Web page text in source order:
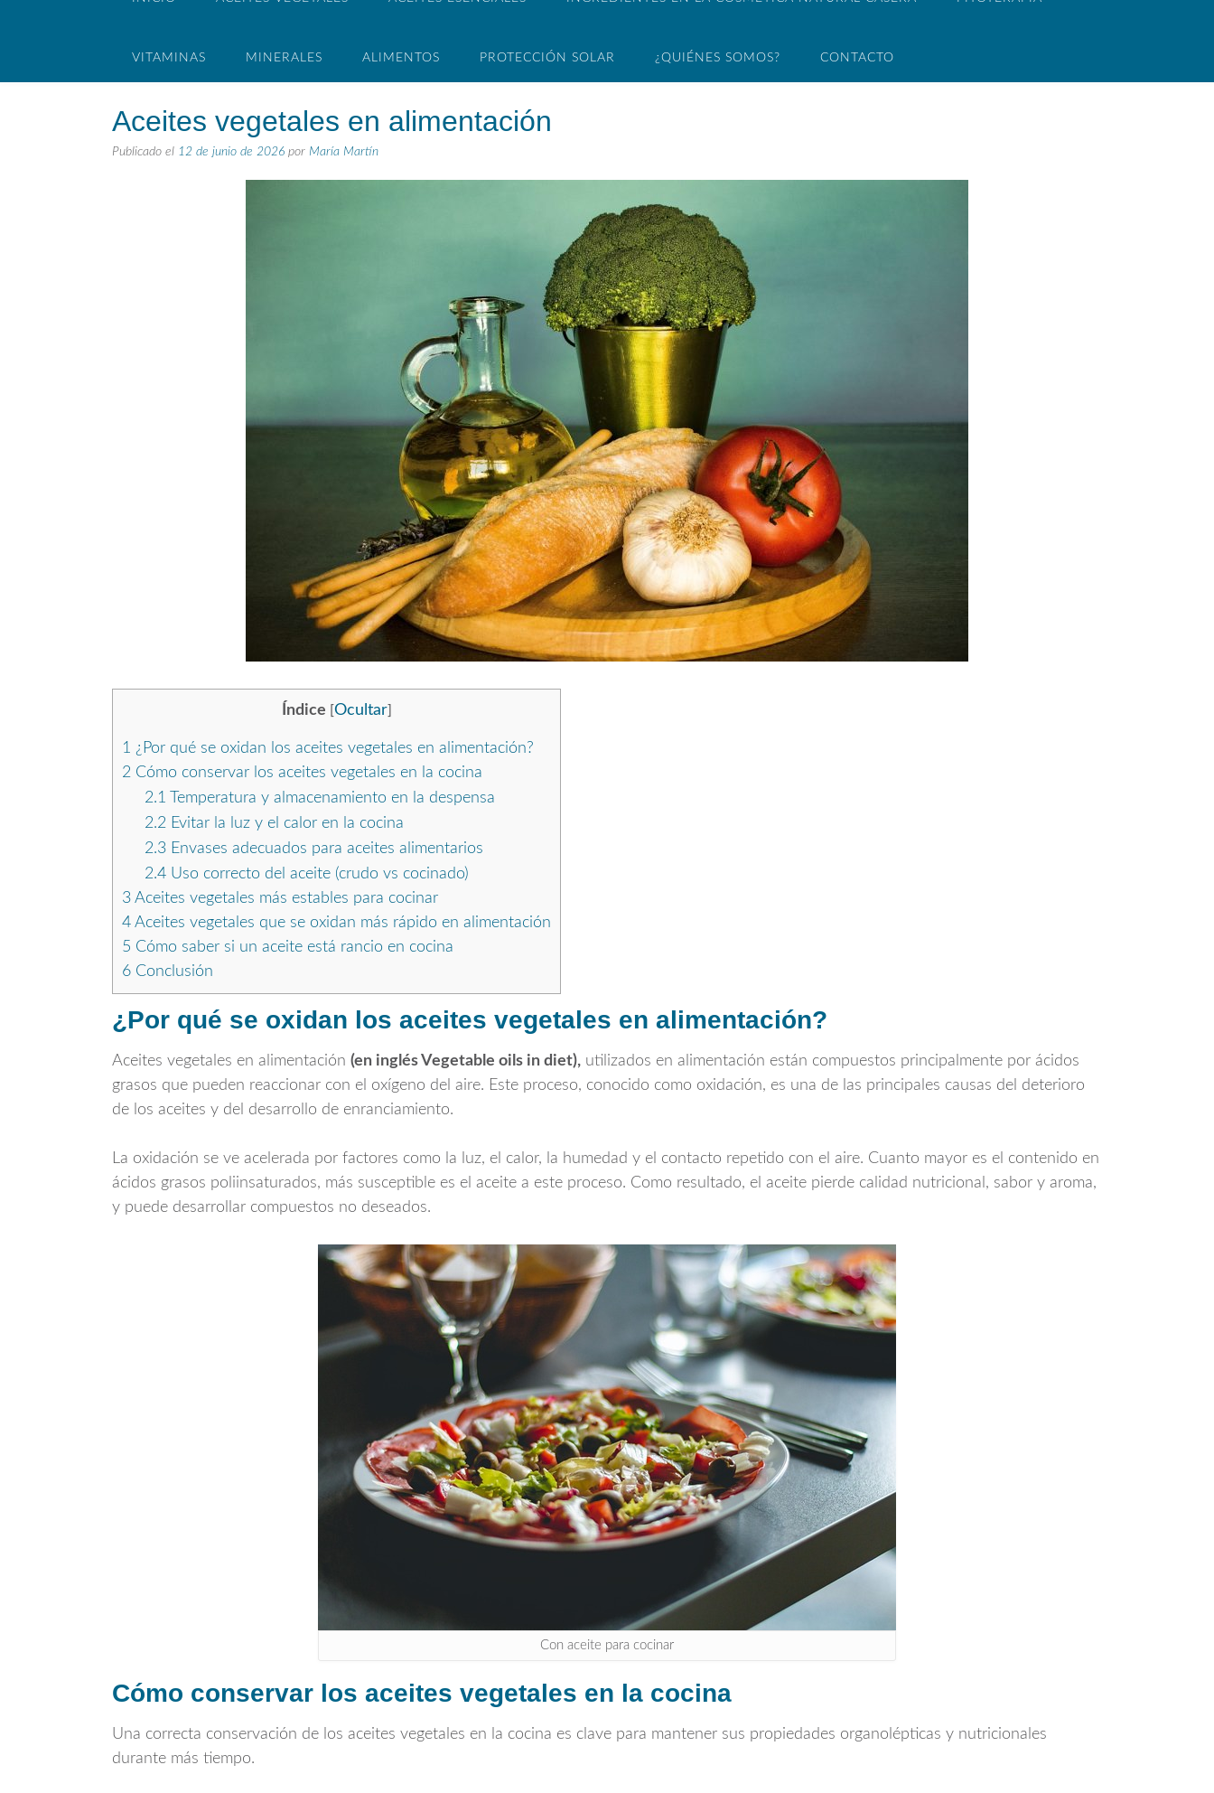
VITAMINAS MINERALES ALIMENTOS PROTECCIÓN SOLAR ¿QUIÉNES SOMOS? CONTACTO
Aceites vegetales en alimentación
Publicado el 12 de junio de 2026 por María Martín
Índice [Ocultar]
1 ¿Por qué se oxidan los aceites vegetales en alimentación?
2 Cómo conservar los aceites vegetales en la cocina
2.1
Temperatura y almacenamiento en la despensa
2.2 Evitar la luz y el calor en la cocina
2.3Envases adecuados para aceites alimentarios
2.4Uso correcto del aceite (crudo vs cocinado)
3 Aceites vegetales más estables para cocinar
4 Aceites vegetales que se oxidan más rápido en alimentación
5 Cómo saber si un aceite está rancio en cocina
6 Conclusión
¿Por qué se oxidan los aceites vegetales en alimentación?
Aceites vegetales en alimentación (en inglés Vegetable oils in diet), utilizados en alimentación están compuestos principalmente por ácidos
grasos que pueden reaccionar con el oxígeno del aire. Este proceso, conocido como oxidación, es una de las principales causas del deterioro
de los aceites y del desarrollo de enranciamiento.
La oxidación se ve acelerada por factores como la luz, el calor, la humedad y el contacto repetido con el aire. Cuanto mayor es el contenido en
ácidos grasos poliinsaturados, más susceptible es el aceite a este proceso. Como resultado, el aceite pierde calidad nutricional, sabor y aroma,
y puede desarrollar compuestos no deseados.
Con aceite para cocinar
Cómo conservar los aceites vegetales en la cocina
Una correcta conservación de los aceites vegetales en la cocina es clave para mantener sus propiedades organolépticas y nutricionales
durante más tiempo.